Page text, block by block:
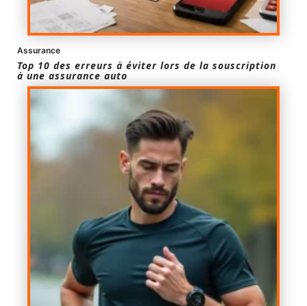
Assurance
Top 10 des erreurs à éviter lors de la souscription
à une assurance auto